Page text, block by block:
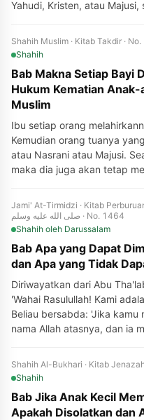
Yahudi, Kristen, atau
Shahih Muslim · Kitab Takdir ·
Shahih
Bab Makna Setiap Bayi
Hukum Kematian
Muslim
Ibu setiap orang
Kemudian orang tuanya
atau Nasrani atau Majusi.
maka dia juga akan tetap
Jami' At-Tirmidzi · Kitab
صلى الله عليه وسلم · No. 1464
Shahih oleh Darussalam
Bab Apa yang Dapat
dan Apa yang Tidak
Diriwayatkan dari Abu
'Wahai Rasulullah! Kami
Beliau bersabda: 'Jika
nama Allah atasnya, dan ia
Shahih Al-Bukhari · Kitab
Shahih
Bab Jika Anak Kecil
Apakah Disolatkan dan